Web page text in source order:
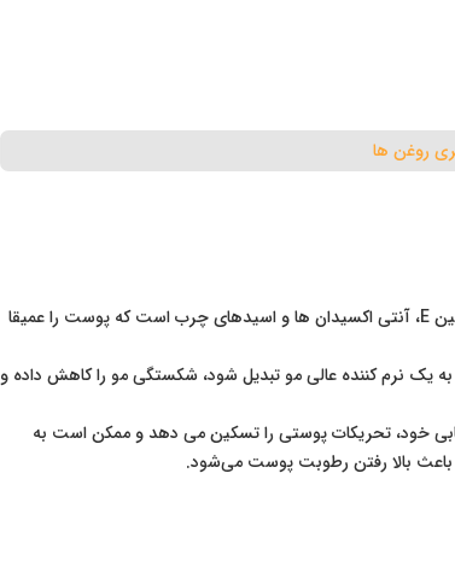
روغن ها
روغن بادام منبعی از مواد مغذی مانند ویتامین E، آنتی اکسیدان ها و اسیدهای چرب است که پوست را عمیقا
یک نرم کننده عالی مو تبدیل شود، شکستگی مو را کاهش داده و
خود، تحریکات پوستی را تسکین می دهد و ممکن است به
باعث بالا رفتن رطوبت پوست می‌شود.